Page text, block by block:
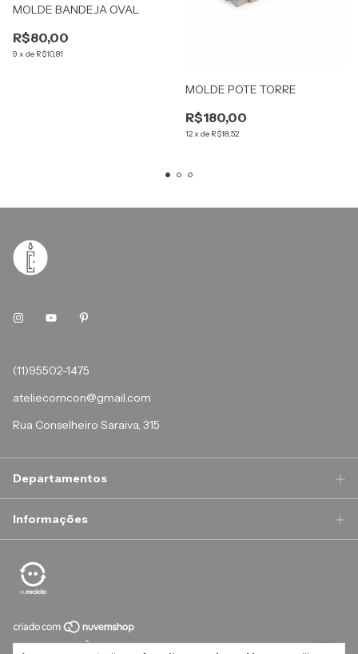
MOLDE BANDEJA OVAL
R$80,00
9 x de R$10,81
MOLDE POTE TORRE
R$180,00
12x de R$18,52
(11)95502-1475
ateliecomcon@gmail.com
Rua Conselheiro Saraiva, 315
Departamentos
Informações
Copyright ATELIÊ COMCON - 34916141000170 - 2026. Todos os direitos